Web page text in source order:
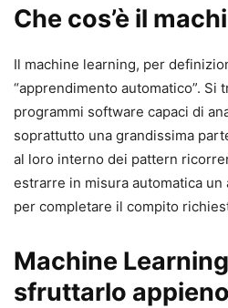
Che cos’è il
Il machine learning, per
“apprendimento automatico”. Si
programmi software capaci di
soprattutto una grandissima
al loro interno dei pattern
estrarre in misura automatica
per completare il compito
Machine
sfruttarlo appieno